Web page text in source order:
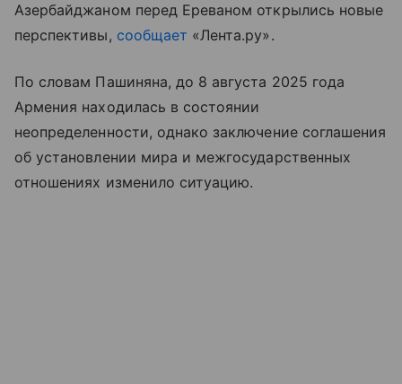
Азербайджаном перед Ереваном открылись новые
перспективы, сообщает «Лента.ру».
По словам Пашиняна, до 8 августа 2025 года
Армения находилась в состоянии
неопределенности, однако заключение соглашения
об установлении мира и межгосударственных
отношениях изменило ситуацию.